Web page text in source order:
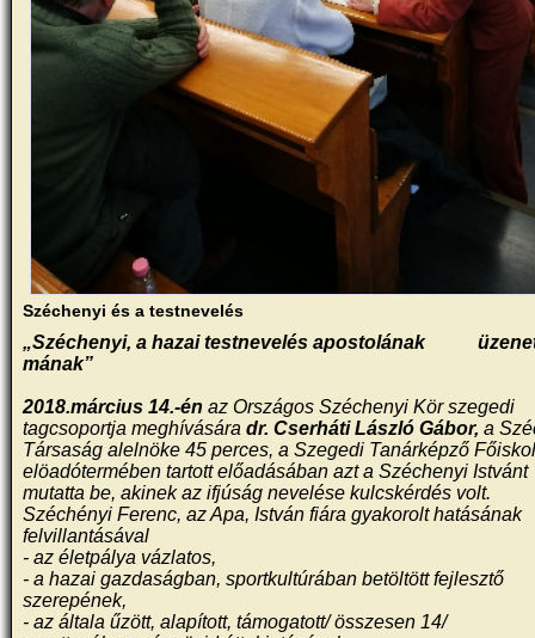
Széchenyi és a testnevelés
„Széchenyi, a hazai testnevelés apostolának
mának”
2018.március 14.-én az Országos Széchenyi Kör szegedi
tagcsoportja meghívásáradr. Cserháti László Gábor, a
Társaság alelnöke 45 perces, a Szegedi Tanárképző
elöadótermében tartott előadásában azt a Széchenyi Istvánt
mutatta be, akinek az ifjúság nevelése kulcskérdés volt.
Széchényi Ferenc, az Apa, István fiára gyakorolt hatásának
felvillantásával
- az életpálya vázlatos,
- a hazai gazdaságban, sportkultúrában betöltött fejlesztő
szerepének,
- az általa űzött, alapított, támogatott/ összesen 14/